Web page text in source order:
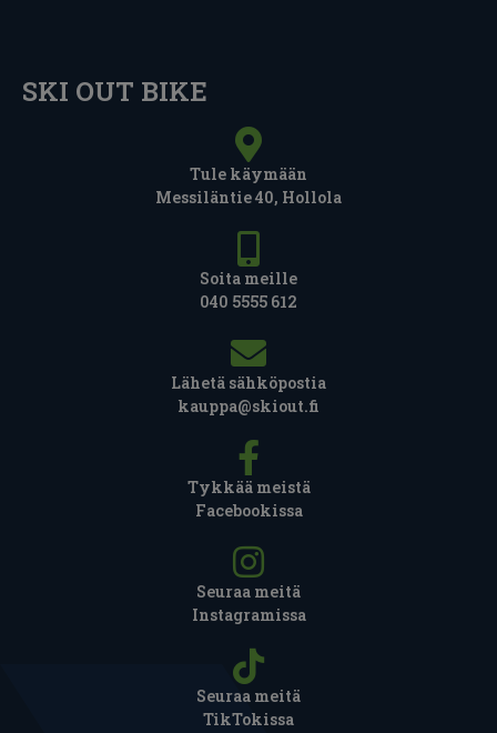
SKI OUT BIKE
Tule käymään
Messiläntie 40, Hollola
Soita meille
040 5555 612
Lähetä sähköpostia
kauppa@skiout.fi
Tykkää meistä
Facebookissa
Seuraa meitä
Instagramissa
Seuraa meitä
TikTokissa